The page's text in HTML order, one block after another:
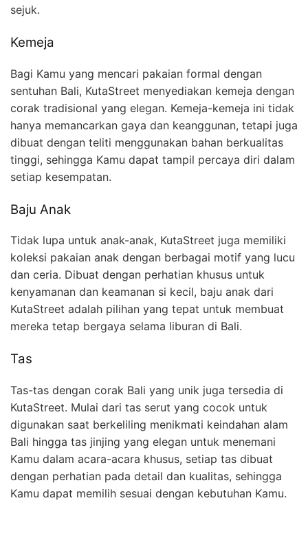
sejuk.
Kemeja
Bagi Kamu yang mencari pakaian formal dengan
sentuhan Bali, KutaStreet menyediakan kemeja dengan
corak tradisional yang elegan. Kemeja-kemeja ini tidak
hanya memancarkan gaya dan keanggunan, tetapi juga
dibuat dengan teliti menggunakan bahan berkualitas
tinggi, sehingga Kamu dapat tampil percaya diri dalam
setiap kesempatan.
Baju Anak
Tidak lupa untuk anak-anak, KutaStreet juga memiliki
koleksi pakaian anak dengan berbagai motif yang lucu
dan ceria. Dibuat dengan perhatian khusus untuk
kenyamanan dan keamanan si kecil, baju anak dari
KutaStreet adalah pilihan yang tepat untuk membuat
mereka tetap bergaya selama liburan di Bali.
Tas
Tas-tas dengan corak Bali yang unik juga tersedia di
KutaStreet. Mulai dari tas serut yang cocok untuk
digunakan saat berkeliling menikmati keindahan alam
Bali hingga tas jinjing yang elegan untuk menemani
Kamu dalam acara-acara khusus, setiap tas dibuat
dengan perhatian pada detail dan kualitas, sehingga
Kamu dapat memilih sesuai dengan kebutuhan Kamu.